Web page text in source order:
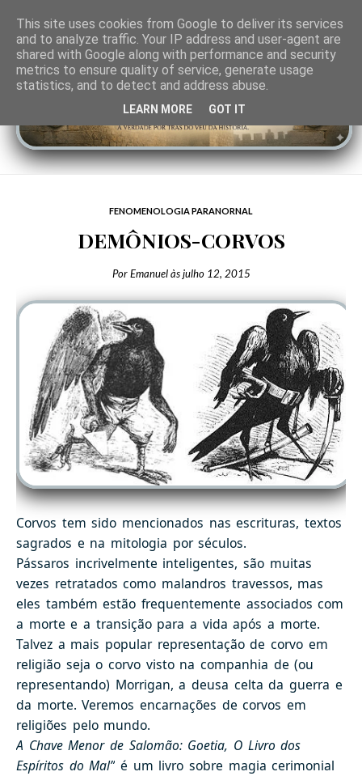
FENOMENOLOGIA PARANORNAL
DEMÔNIOS-CORVOS
Por Emanuel àsjulho 12, 2015
Corvos tem sido mencionados nas escrituras, textos
sagrados e na mitologia por séculos.
Pássaros incrivelmente inteligentes, são muitas
vezes retratados como malandros travessos, mas
eles também estão frequentemente associados com
a morte e a transição para a vida após a morte.
Talvez a mais popular representação de corvo em
religião seja o corvo visto na companhia de (ou
representando) Morrigan, a deusa celta da guerra e
da morte. Veremos encarnações de corvos em
religiões pelo mundo.
A Chave Menor de Salomão: Goetia, O Livro dos
Espíritos do Mal” é um livro sobre magia cerimonial
This site uses cookies from Google to deliver its services
and to analyze traffic. Your IP address and user-agent are
shared with Google along with performance and security
metrics to ensure quality of service, generate usage
statistics, and to detect and address abuse.
LEARN MORE GOT IT